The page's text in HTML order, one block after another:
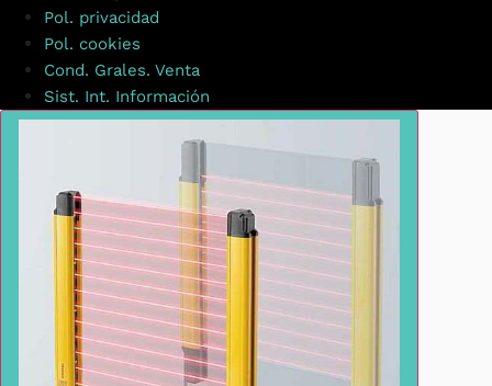
Pol. privacidad
Pol. cookies
Cond. Grales. Venta
Sist. Int. Información